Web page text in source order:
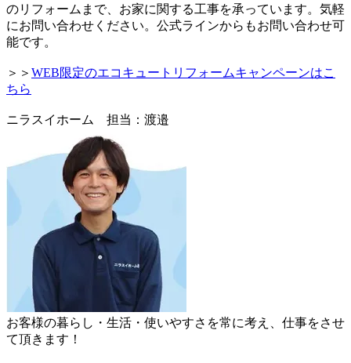
のリフォームまで、 お家に関する工事を承っています。 気軽
にお問い合わせください。公式ラインからもお問い合わせ可
能です。
＞＞ WEB限定のエコキュートリフォームキャンペーンはこ
ちら
ニラスイホーム 担当：渡邉
お客様の暮らし・生活・使いやすさを常に考え、仕事をさせ
て頂きます！